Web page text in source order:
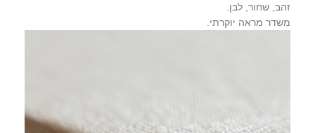
זהב, שחור, לבן.
משדר מראה יוקרתי.